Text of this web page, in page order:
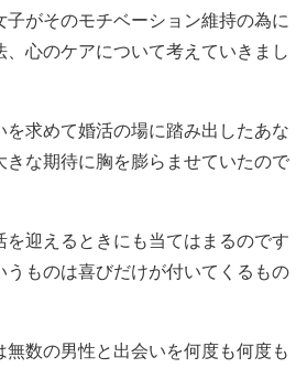
がそのモチベーション維持の為に
心のケアについて考えていきまし
求めて婚活の場に踏み出したあな
きな期待に胸を膨らませていたので
を迎えるときにも当てはまるのです
うものは喜びだけが付いてくるもの
数の男性と出会いを何度も何度も